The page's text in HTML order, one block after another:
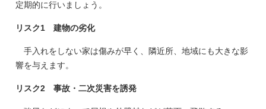
定期的に行いましょう。
リスク1 建物の劣化
手入れをしない家は傷みが早く、隣近所、地域にも大きな影
響を与えます。
リスク2 事故・二次災害を誘発